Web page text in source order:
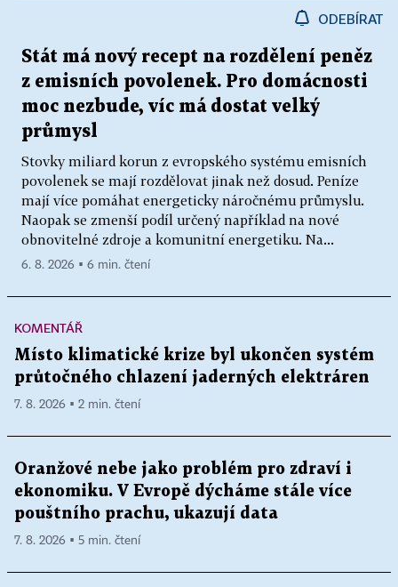
ODEBÍRAT
Stát má nový recept na rozdělení peněz
z emisních povolenek. Pro domácnosti
moc nezbude, víc má dostat velký
průmysl
Stovky miliard korun z evropského systému emisních
povolenek se mají rozdělovat jinak než dosud. Peníze
mají více pomáhat energeticky náročnému průmyslu.
Naopak se zmenší podíl určený například na nové
obnovitelné zdroje a komunitní energetiku. Na...
6. 8. 2026 ▪ 6 min. čtení
KOMENTÁŘ
Místo klimatické krize byl ukončen systém
průtočného chlazení jaderných elektráren
7. 8. 2026 ▪ 2 min. čtení
Oranžové nebe jako problém pro zdraví i
ekonomiku. V Evropě dýcháme stále více
pouštního prachu, ukazují data
7. 8. 2026 ▪ 5 min. čtení